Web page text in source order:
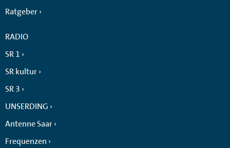
Ratgeber
RADIO
SR 1
SR kultur
SR 3
UNSERDING
Antenne Saar
Frequenzen